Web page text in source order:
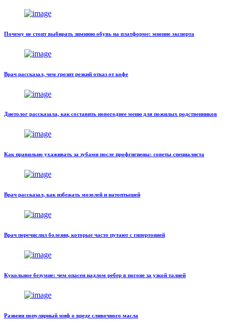
Почему не стоит выбирать зимнюю обувь на платформе: мнение эксперта
Врач рассказал, чем грозит резкий отказ от кофе
Диетолог рассказала, как составить новогоднее меню для пожилых родственников
Как правильно ухаживать за зубами после профгигиены: советы специалиста
Врач рассказал, как избежать мозолей и натоптышей
Врач перечислил болезни, которые часто путают с гипертонией
Кукольное безумие: чем опасен надлом ребер в погоне за узкой талией
Развеян популярный миф о вреде сливочного масла